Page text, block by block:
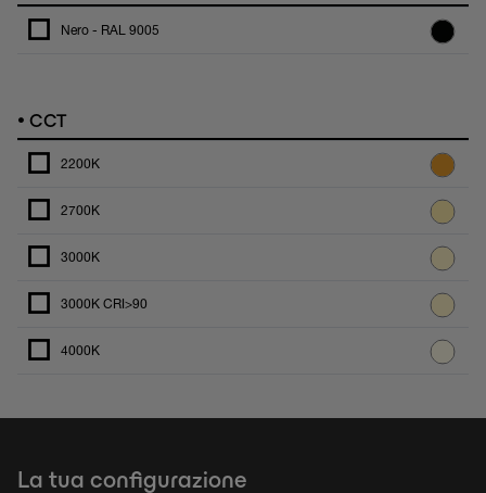
Nero - RAL 9005
• CCT
2200K
2700K
3000K
3000K CRI>90
4000K
La tua configurazione